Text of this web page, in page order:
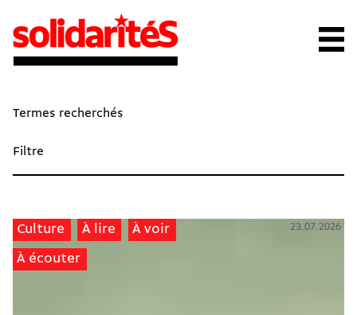
Termes recherchés
Filtre
Culture À lire À voir
À écouter
23.07.2026